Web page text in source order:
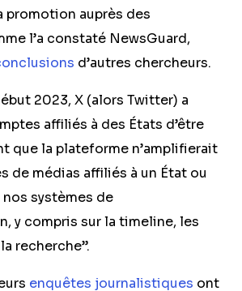
promotion auprès des
l’a constaté NewsGuard,
d’autres chercheurs.
2023, X (alors Twitter) a
affiliés à des États d’être
que la plateforme n’amplifierait
de médias affiliés à un État ou
systèmes de
y compris sur la timeline, les
recherche”.
enquêtes journalistiques ont